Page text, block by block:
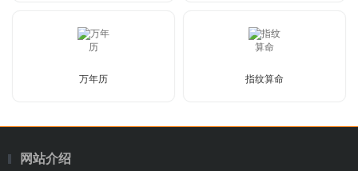
万年历 指纹算命
网站介绍